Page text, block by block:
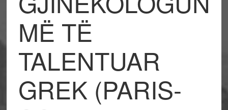
MË TË
TALENTUAR
GREK (PARIS-